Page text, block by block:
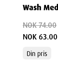
Wash
NOK 74.00
NOK 63.00
Din pris